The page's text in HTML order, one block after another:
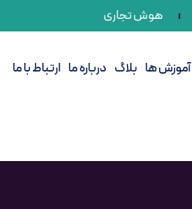
هوش تجاری
آموزش ها بلاگ درباره ما ارتباط با ما